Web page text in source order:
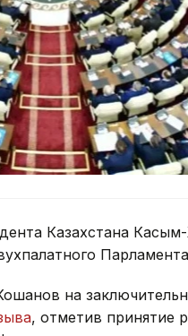
Казахстана
на
, отметив принятие